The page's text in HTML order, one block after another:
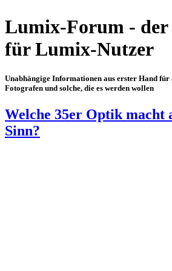
Lumix-Forum -
für Lumix-Nutzer
Unabhängige Informationen aus erster Hand
Fotografen und solche, die es werden wollen
Welche 35er Optik macht
Sinn?